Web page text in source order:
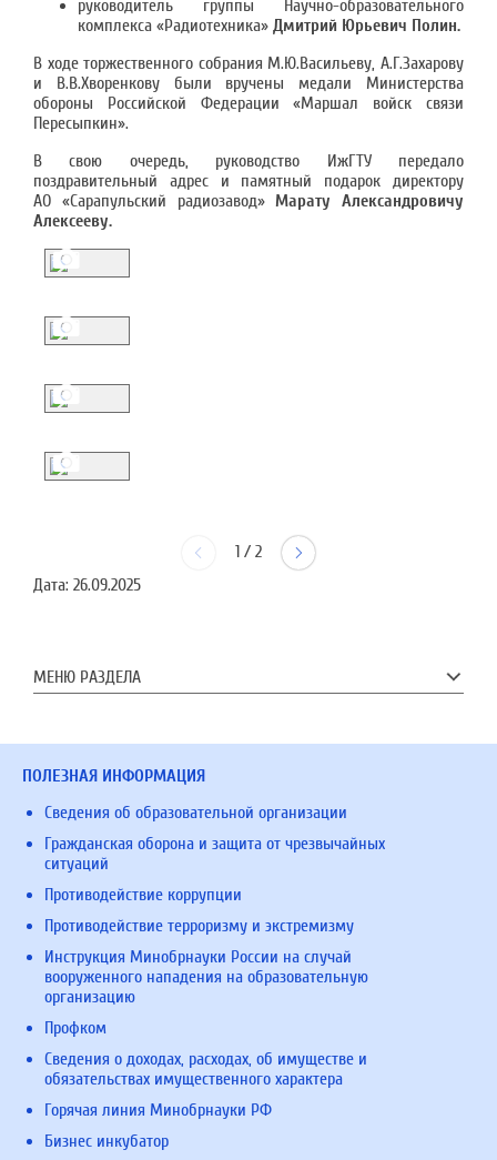
руководитель группы Научно-образовательного
комплекса «Радиотехника» Дмитрий Юрьевич Полин.
В ходе торжественного собрания М.Ю.Васильеву, А.Г.Захарову
и В.В.Хворенкову были вручены медали Министерства
обороны Российской Федерации «Маршал войск связи
Пересыпкин».
В свою очередь, руководство ИжГТУ передало
поздравительный адрес и памятный подарок директору
АО «Сарапульский радиозавод»Марату Александровичу
Алексееву.
1 / 2
Дата: 26.09.2025
МЕНЮ РАЗДЕЛА
ПОЛЕЗНАЯ ИНФОРМАЦИЯ
Сведения об образовательной организации
Гражданская оборона и защита от чрезвычайных
ситуаций
Противодействие коррупции
Противодействие терроризму и экстремизму
Инструкция Минобрнауки России на случай
вооруженного нападения на образовательную
организацию
Профком
Сведения о доходах, расходах, об имуществе и
обязательствах имущественного характера
Горячая линия Минобрнауки РФ
Бизнес инкубатор